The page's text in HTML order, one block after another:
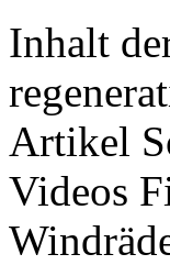
Inhalt
Artikel
Videos